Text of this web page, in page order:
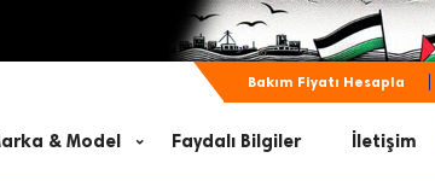
Bakım Fiyatı Hesapla
& Model Faydalı Bilgiler İletişim